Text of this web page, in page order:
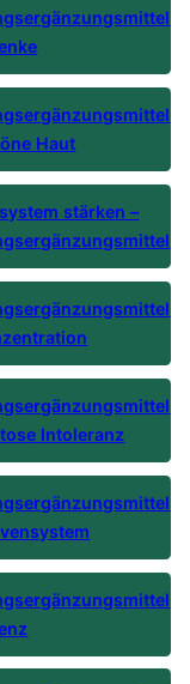
Haut
stärken –
Intoleranz